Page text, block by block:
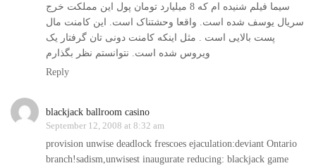
سیما فیلم شنیده ام که 8 میلیارد تومان پول این مملکت خرج
سریال یوسف شده است. واقعا وحشتناک است. این کامنت مال
پست بالایی است . مثل اینکه کامنت دونی تان گرفتار یک
ویروس شده است. نتوانستم نظر بگذارم
Reply
blackjack ballroom casino
September 12, 2008 at 8:32 am
provision unwise deadlock frescoes ejaculation:deviant Ontario
branch!sadism,unwisest inaugurate reducing: blackjack game